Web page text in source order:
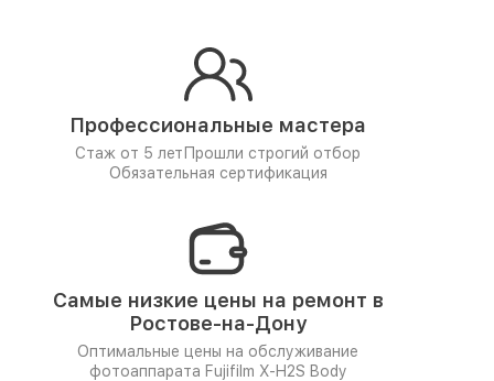
Профессиональные мастера
Стаж от 5 лет Прошли строгий отбор
Обязательная сертификация
Самые низкие цены на ремонт в
Ростове-на-Дону
Оптимальные цены на обслуживание
фотоаппарата Fujifilm X-H2S Body